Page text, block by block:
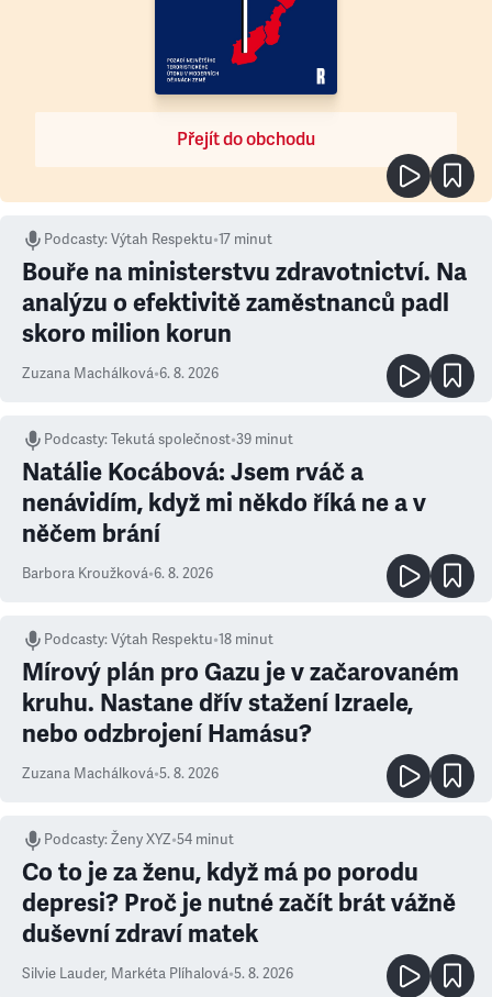
Přejít do obchodu
Podcasty:Výtah Respektu•17 minut
Bouře na ministerstvu zdravotnictví. Na
analýzu o efektivitě zaměstnanců padl
skoro milion korun
Zuzana Machálková•6. 8. 2026
Podcasty:Tekutá společnost•39 minut
Natálie Kocábová: Jsem rváč a
nenávidím, když mi někdo říká ne a v
něčem brání
Barbora Kroužková•6. 8. 2026
Podcasty:Výtah Respektu•18 minut
Mírový plán pro Gazu je v začarovaném
kruhu. Nastane dřív stažení Izraele,
nebo odzbrojení Hamásu?
Zuzana Machálková•5. 8. 2026
Podcasty:Ženy XYZ•54 minut
Co to je za ženu, když má po porodu
depresi? Proč je nutné začít brát vážně
duševní zdraví matek
Silvie Lauder, Markéta Plíhalová•5. 8. 2026